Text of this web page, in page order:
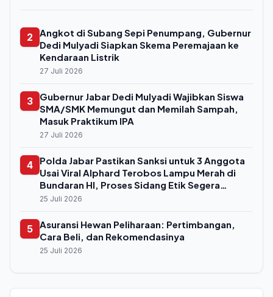
2
Angkot di Subang Sepi Penumpang, Gubernur
Dedi Mulyadi Siapkan Skema Peremajaan ke
Kendaraan Listrik
27 Juli 2026
3
Gubernur Jabar Dedi Mulyadi Wajibkan Siswa
SMA/SMK Memungut dan Memilah Sampah,
Masuk Praktikum IPA
27 Juli 2026
4
Polda Jabar Pastikan Sanksi untuk 3 Anggota
Usai Viral Alphard Terobos Lampu Merah di
Bundaran HI, Proses Sidang Etik Segera
Digelar
25 Juli 2026
5 Asuransi Hewan Peliharaan: Pertimbangan,
Cara Beli, dan Rekomendasinya
25 Juli 2026